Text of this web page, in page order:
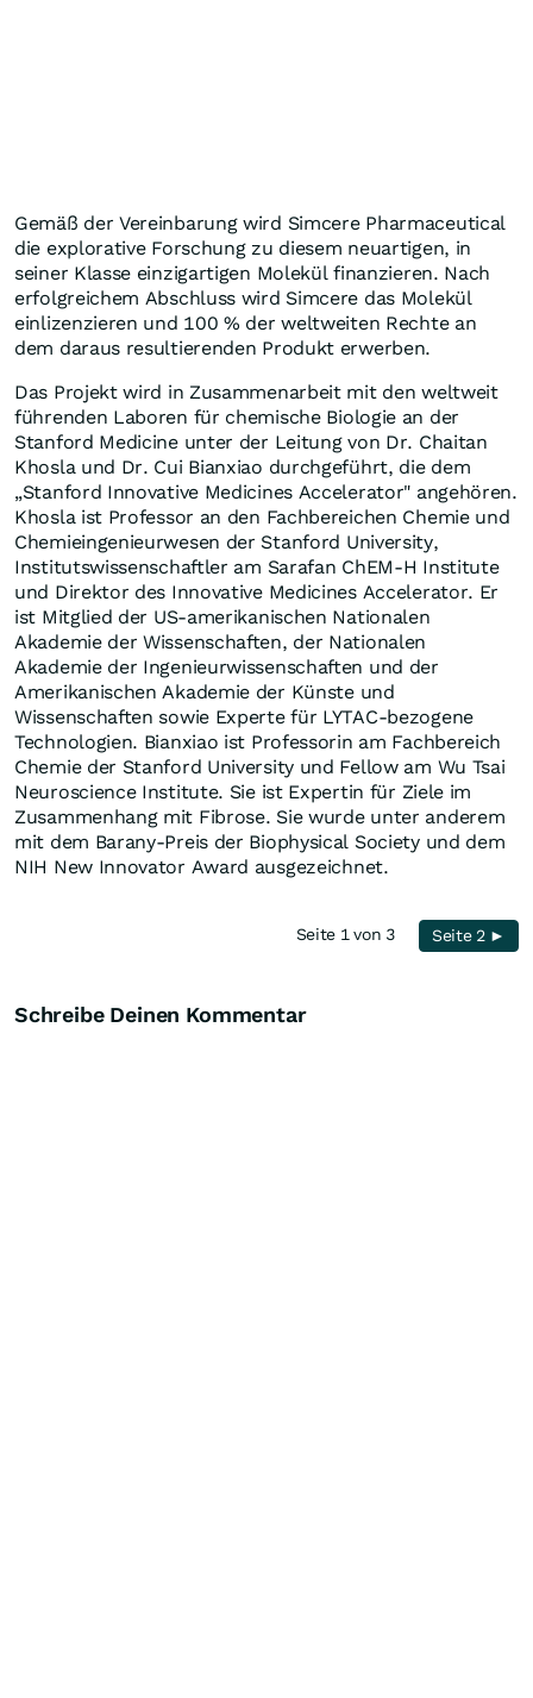
Gemäß der Vereinbarung wird Simcere Pharmaceutical
die explorative Forschung zu diesem neuartigen, in
seiner Klasse einzigartigen Molekül finanzieren. Nach
erfolgreichem Abschluss wird Simcere das Molekül
einlizenzieren und 100 % der weltweiten Rechte an
dem daraus resultierenden Produkt erwerben.
Das Projekt wird in Zusammenarbeit mit den weltweit
führenden Laboren für chemische Biologie an der
Stanford Medicine unter der Leitung von Dr. Chaitan
Khosla und Dr. Cui Bianxiao durchgeführt, die dem
„Stanford Innovative Medicines Accelerator" angehören.
Khosla ist Professor an den Fachbereichen Chemie und
Chemieingenieurwesen der Stanford University,
Institutswissenschaftler am Sarafan ChEM-H Institute
und Direktor des Innovative Medicines Accelerator. Er
ist Mitglied der US-amerikanischen Nationalen
Akademie der Wissenschaften, der Nationalen
Akademie der Ingenieurwissenschaften und der
Amerikanischen Akademie der Künste und
Wissenschaften sowie Experte für LYTAC-bezogene
Technologien. Bianxiao ist Professorin am Fachbereich
Chemie der Stanford University und Fellow am Wu Tsai
Neuroscience Institute. Sie ist Expertin für Ziele im
Zusammenhang mit Fibrose. Sie wurde unter anderem
mit dem Barany-Preis der Biophysical Society und dem
NIH New Innovator Award ausgezeichnet.
Seite 1 von 3 Seite 2 ►
Schreibe Deinen Kommentar